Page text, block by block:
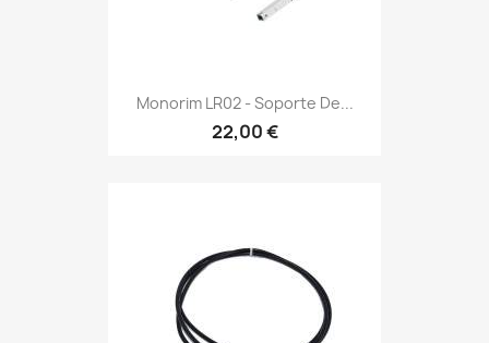
Monorim LR02 - Soporte De...
22,00 €